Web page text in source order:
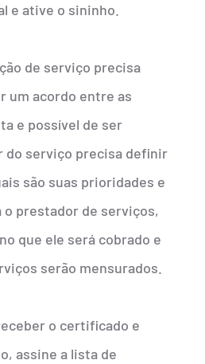
e ative o sininho.
de serviço precisa
um acordo entre as
e possível de ser
do serviço precisa definir
são suas prioridades e
o prestador de serviços,
que ele será cobrado e
serão mensurados.
o certificado e
assine a lista de